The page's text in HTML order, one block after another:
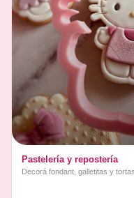
Pastelería y repostería
Decorá fondant, galletitas y